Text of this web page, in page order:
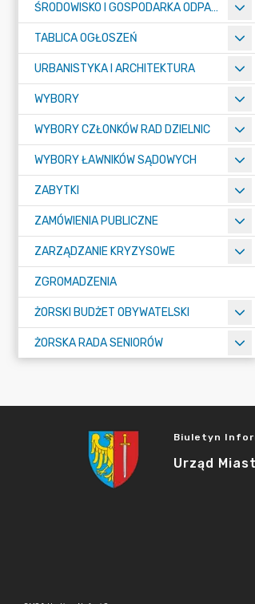
ŚRODOWISKO I GOSPODARKA ODPADAMI
TABLICA OGŁOSZEŃ
URBANISTYKA I ARCHITEKTURA
WYBORY
WYBORY CZŁONKÓW RAD DZIELNIC
WYBORY ŁAWNIKÓW SĄDOWYCH
ZABYTKI
ZAMÓWIENIA PUBLICZNE
ZARZĄDZANIE KRYZYSOWE
ZGROMADZENIA
ŻORSKI BUDŻET OBYWATELSKI
ŻORSKA RADA SENIORÓW
Biuletyn
Urząd